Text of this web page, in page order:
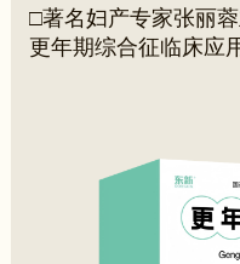
□著名妇产专家张丽
更年期综合征临床应